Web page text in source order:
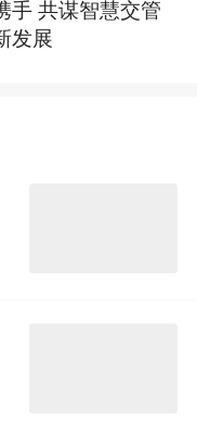
手 共谋智慧交管
发展